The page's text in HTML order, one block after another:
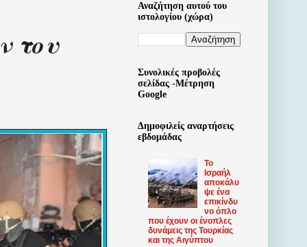
του
Αναζήτηση αυτού του
ιστολογίου (χώρα)
Συνολικές προβολές
σελίδας -Μέτρηση
Google
Δημοφιλείς αναρτήσεις
εβδομάδας
Το
Ισραήλ
αποκάλυ
ψε ένα
επικίνδυ
νο όπλο
που έχουν οι ένοπλες
δυνάμεις της Τουρκίας
και της Αιγύπτου